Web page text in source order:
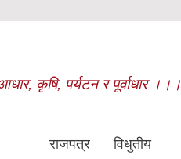
कृषि, पर्यटन र पूर्वाधार ।।।
राजपत्र विधुतीय